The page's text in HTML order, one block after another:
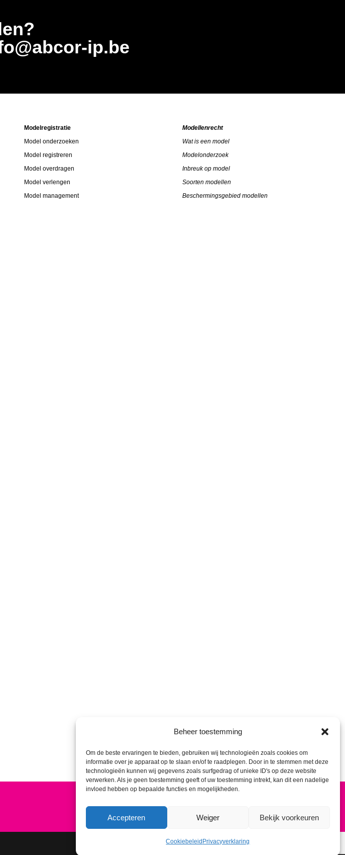
Beheer toestemming
Om de beste ervaringen te bieden, gebruiken wij technologieën zoals cookies om
informatie over je apparaat op te slaan en/of te raadplegen. Door in te stemmen met deze
technologieën kunnen wij gegevens zoals surfgedrag of unieke ID's op deze website
verwerken. Als je geen toestemming geeft of uw toestemming intrekt, kan dit een nadelige
invloed hebben op bepaalde functies en mogelijkheden.
Accepteren Weiger Bekijk voorkeuren
Cookiebeleid Privacyverklaring
ip.be
Modelregistratie
Model onderzoeken
Model registreren
Model overdragen
Model verlengen
Model management
Modellenrecht
Wat is een model
Modelonderzoek
Inbreuk op model
Soorten modellen
Beschermingsgebied modellen